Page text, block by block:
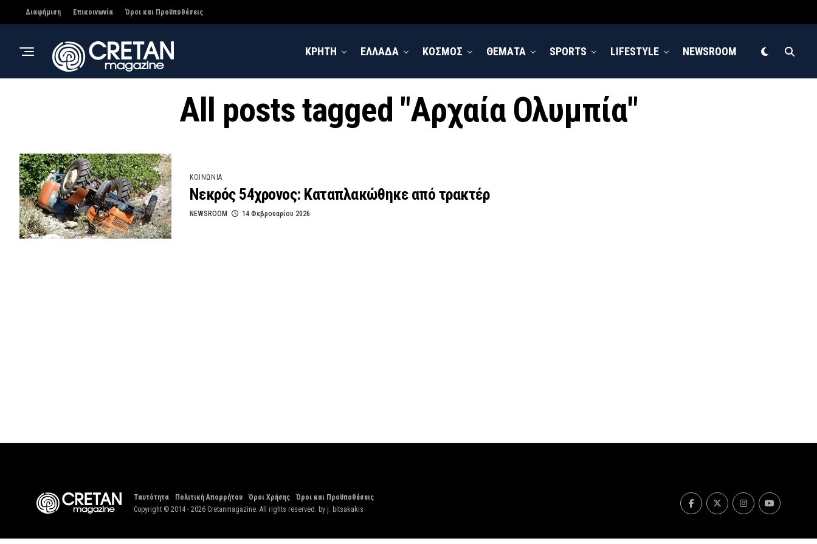
Διαφήμιση Επικοινωνία Όροι και Προϋποθέσεις
ΚΡΗΤΗ ΕΛΛΑΔΑ ΚΟΣΜΟΣ ΘΕΜΑΤΑ SPORTS LIFESTYLE NEWSROOM
All posts tagged "Αρχαία Ολυμπία"
ΚΟΙΝΩΝΙΑ
Νεκρός 54χρονος: Καταπλακώθηκε από τρακτέρ
NEWSROOM 14 Φεβρουαρίου 2026
Ταυτότητα Πολιτική Απορρήτου Όροι Χρήσης
Όροι και Προϋποθέσεις
Copyright © 2014 - 2026 Cretanmagazine. All rights reserved. by j. bitsakakis